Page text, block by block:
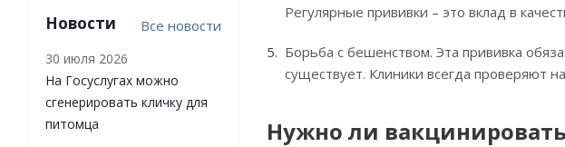
Регулярные прививки – это вклад в
Борьба с бешенством. Эта прививка
существует. Клиники всегда проверяют
Нужно ли
Новости Все новости
30 июля 2026
На Госуслугах можно
сгенерировать кличку для
питомца